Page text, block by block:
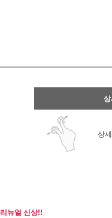
상
리뉴얼 신상!!